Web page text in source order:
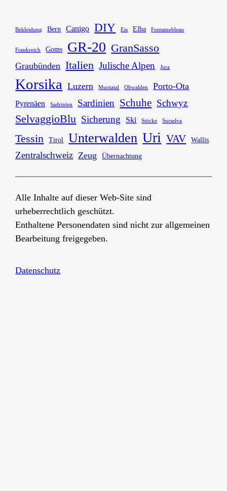
Bekleidung Bern Canigo DIY Eis Elba Fontainebleau
Frankreich Goms GR-20 GranSasso
Graubünden Italien Julische Alpen Jura
Korsika Luzern Muotatal Obwalden Porto-Ota
Pyrenäen Sadrinien Sardinien Schuhe Schwyz
SelvaggioBlu Sicherung Ski Stöcke Surselva
Tessin Tirol Unterwalden Uri VAV Wallis
Zentralschweiz Zeug Übernachtung
Alle Inhalte auf dieser Web-Site sind
urheberrechtlich geschützt.
Enthaltene Personendaten sind nicht zur allgemeinen
Bearbeitung freigegeben.
Datenschutz